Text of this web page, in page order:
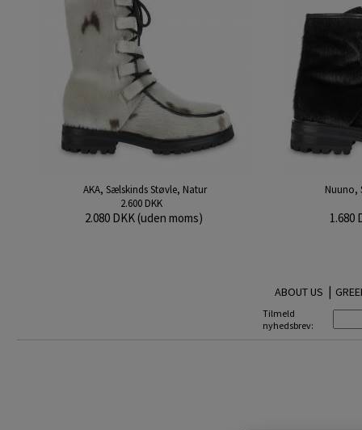
AKA, Sælskinds Støvle, Natur
2.600 DKK
2.080 DKK (uden moms)
Nuuno,
1.680
ABOUT US |
Tilmeld
nyhedsbrev: